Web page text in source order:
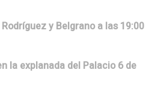
y Belgrano a las 19:00
la explanada del Palacio 6 de